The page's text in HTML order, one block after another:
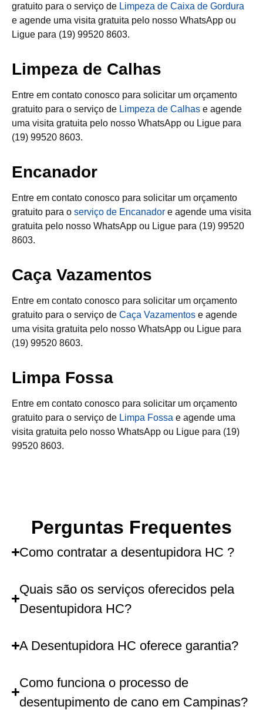
gratuito para o serviço de Limpeza de Caixa de Gordura
e agende uma visita gratuita pelo nosso WhatsApp ou
Ligue para (19) 99520 8603.
Limpeza de Calhas
Entre em contato conosco para solicitar um orçamento
gratuito para o serviço de Limpeza de Calhas e agende
uma visita gratuita pelo nosso WhatsApp ou Ligue para
(19) 99520 8603.
Encanador
Entre em contato conosco para solicitar um orçamento
gratuito para o serviço de Encanador e agende uma visita
gratuita pelo nosso WhatsApp ou Ligue para (19) 99520
8603.
Caça Vazamentos
Entre em contato conosco para solicitar um orçamento
gratuito para o serviço de Caça Vazamentos e agende
uma visita gratuita pelo nosso WhatsApp ou Ligue para
(19) 99520 8603.
Limpa Fossa
Entre em contato conosco para solicitar um orçamento
gratuito para o serviço de Limpa Fossa e agende uma
visita gratuita pelo nosso WhatsApp ou Ligue para (19)
99520 8603.
Perguntas Frequentes
Como contratar a desentupidora HC ?
Quais são os serviços oferecidos pela
Desentupidora HC?
A Desentupidora HC oferece garantia?
Como funciona o processo de
desentupimento de cano em Campinas?